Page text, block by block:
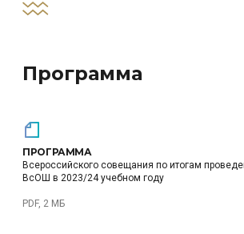
Программа
ПРОГРАММА
Всероссийского совещания по итогам
ВсОШ в 2023/24 учебном году
PDF, 2 МБ